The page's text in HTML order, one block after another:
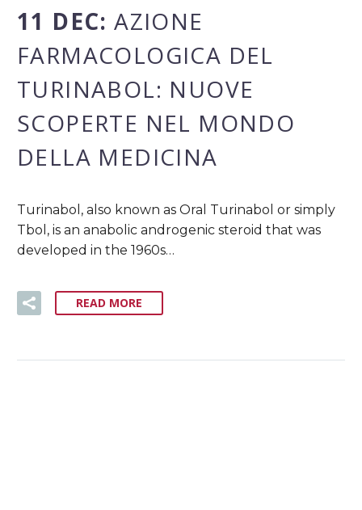
11 DEC:AZIONE
FARMACOLOGICA DEL
TURINABOL: NUOVE
SCOPERTE NEL MONDO
DELLA MEDICINA
Turinabol, also known as Oral Turinabol or simply
Tbol, is an anabolic androgenic steroid that was
developed in the 1960s…
READ MORE